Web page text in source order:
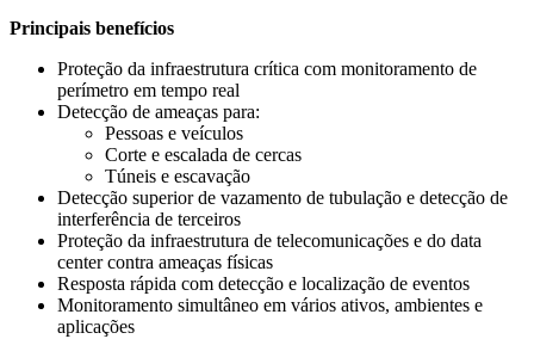
Principais benefícios
Proteção da infraestrutura crítica com monitoramento de
perímetro em tempo real
Detecção de ameaças para:
Pessoas e veículos
Corte e escalada de cercas
Túneis e escavação
Detecção superior de vazamento de tubulação e detecção de
interferência de terceiros
Proteção da infraestrutura de telecomunicações e do data
center contra ameaças físicas
Resposta rápida com detecção e localização de eventos
Monitoramento simultâneo em vários ativos, ambientes e
aplicações